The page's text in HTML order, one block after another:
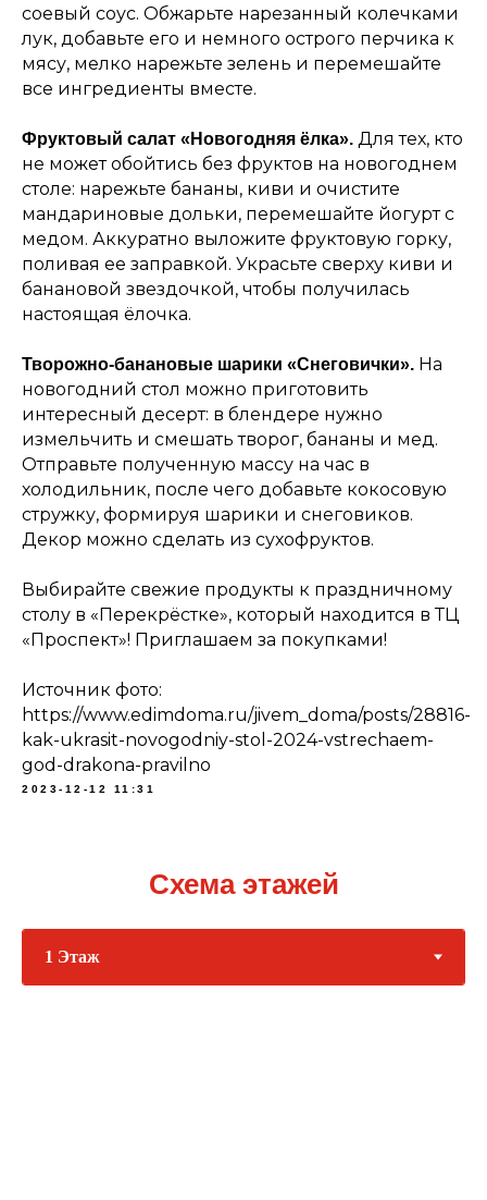
соевый соус. Обжарьте нарезанный колечками
лук, добавьте его и немного острого перчика к
мясу, мелко нарежьте зелень и перемешайте
все ингредиенты вместе.
Фруктовый салат «Новогодняя ёлка». Для тех, кто
не может обойтись без фруктов на новогоднем
столе: нарежьте бананы, киви и очистите
мандариновые дольки, перемешайте йогурт с
медом. Аккуратно выложите фруктовую горку,
поливая ее заправкой. Украсьте сверху киви и
банановой звездочкой, чтобы получилась
настоящая ёлочка.
Творожно-банановые шарики «Снеговички». На
новогодний стол можно приготовить
интересный десерт: в блендере нужно
измельчить и смешать творог, бананы и мед.
Отправьте полученную массу на час в
холодильник, после чего добавьте кокосовую
стружку, формируя шарики и снеговиков.
Декор можно сделать из сухофруктов.
Выбирайте свежие продукты к праздничному
столу в «Перекрёстке», который находится в ТЦ
«Проспект»! Приглашаем за покупками!
Источник фото:
https://www.edimdoma.ru/jivem_doma/posts/28816-
kak-ukrasit-novogodniy-stol-2024-vstrechaem-
god-drakona-pravilno
2023-12-12 11:31
Схема этажей